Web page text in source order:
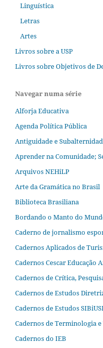
Linguística
Letras
Artes
Livros sobre a USP
Livros sobre Objetivos de
Navegar numa série
Alforja Educativa
Agenda Política Pública
Antiguidade e
Aprender na Comunidade;
Arquivos NEHiLP
Arte da Gramática no Brasil
Biblioteca Brasiliana
Bordando o Manto do
Caderno de jornalismo
Cadernos Aplicados de
Cadernos Cescar Educação
Cadernos de Crítica,
Cadernos de Estudos
Cadernos de Estudos
Cadernos de Terminologia
Cadernos do IEB